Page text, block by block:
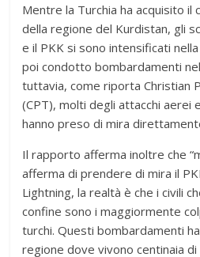
Mentre la Turchia ha acquisito
della regione del Kurdistan, gli
e il PKK si sono intensificati
poi condotto bombardamenti
tuttavia, come riporta Christian
(CPT), molti degli attacchi aerei
hanno preso di mira
Il rapporto afferma inoltre che
afferma di prendere di mira il
Lightning, la realtà è che i civili
confine sono i maggiormente
turchi. Questi bombardamenti
regione dove vivono centinaia